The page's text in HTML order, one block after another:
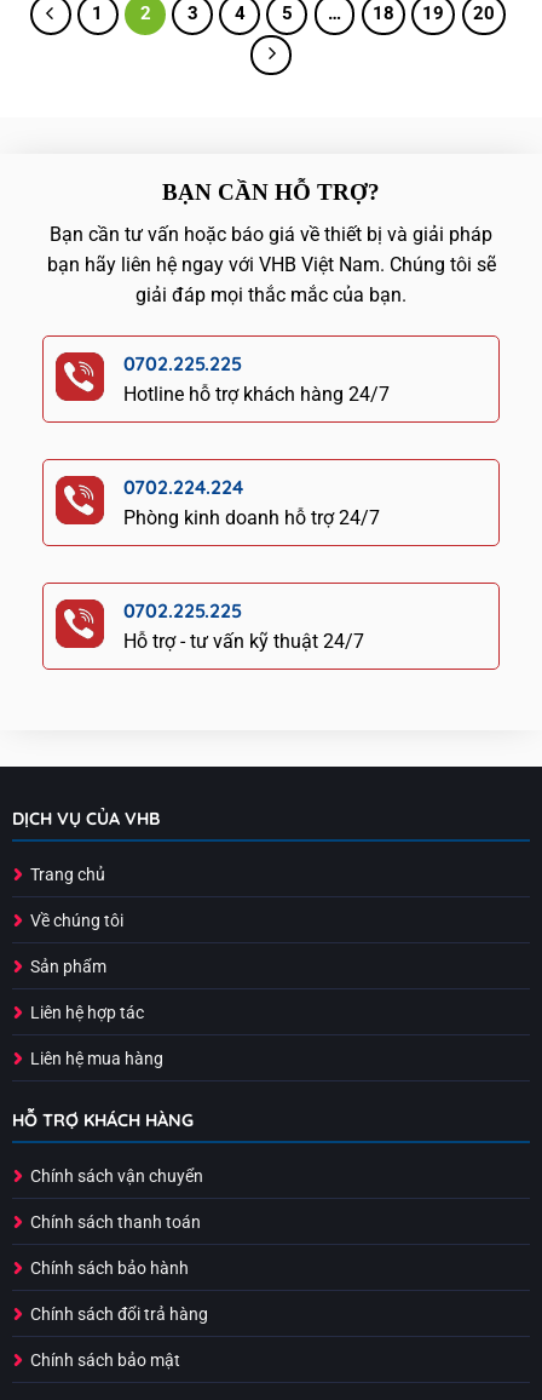
1 2 3 4 5 … 18 19 20
BẠN CẦN HỖ TRỢ?
Bạn cần tư vấn hoặc báo giá về thiết bị và giải pháp
bạn hãy liên hệ ngay với VHB Việt Nam. Chúng tôi sẽ
giải đáp mọi thắc mắc của bạn.
0702.225.225
Hotline hỗ trợ khách hàng 24/7
0702.224.224
Phòng kinh doanh hỗ trợ 24/7
0702.225.225
Hỗ trợ - tư vấn kỹ thuật 24/7
DỊCH VỤ CỦA VHB
Trang chủ
Về chúng tôi
Sản phẩm
Liên hệ hợp tác
Liên hệ mua hàng
HỖ TRỢ KHÁCH HÀNG
Chính sách vận chuyển
Chính sách thanh toán
Chính sách bảo hành
Chính sách đổi trả hàng
Chính sách bảo mật